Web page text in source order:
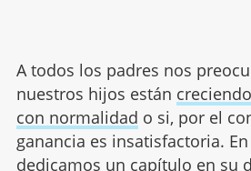
A todos los padres nos
nuestros hijos están
con normalidad o si, por el
ganancia es insatisfactoria.
dedicamos un capítulo en su